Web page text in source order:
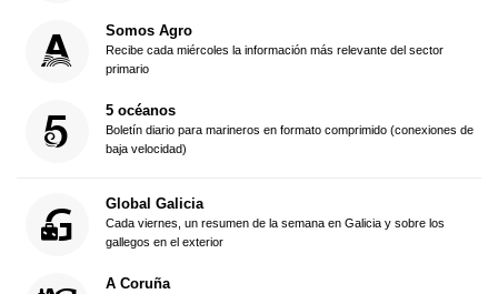
Somos Agro
Recibe cada miércoles la información más relevante del sector
primario
5 océanos
Boletín diario para marineros en formato comprimido (conexiones de
baja velocidad)
Global Galicia
Cada viernes, un resumen de la semana en Galicia y sobre los
gallegos en el exterior
A Coruña